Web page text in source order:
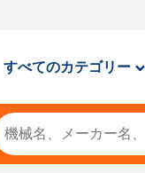
すべてのカテゴリー